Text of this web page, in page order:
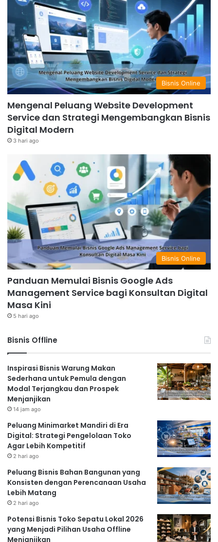
Bisnis Online
Mengenal Peluang Website Development
Service dan Strategi Mengembangkan Bisnis
Digital Modern
3 hari ago
Bisnis Online
Panduan Memulai Bisnis Google Ads
Management Service bagi Konsultan Digital
Masa Kini
5 hari ago
Bisnis Offline
Inspirasi Bisnis Warung Makan
Sederhana untuk Pemula dengan
Modal Terjangkau dan Prospek
Menjanjikan
14 jam ago
Peluang Minimarket Mandiri di Era
Digital: Strategi Pengelolaan Toko
Agar Lebih Kompetitif
2 hari ago
Peluang Bisnis Bahan Bangunan yang
Konsisten dengan Perencanaan Usaha
Lebih Matang
2 hari ago
Potensi Bisnis Toko Sepatu Lokal 2026
yang Menjadi Pilihan Usaha Offline
Menjanjikan